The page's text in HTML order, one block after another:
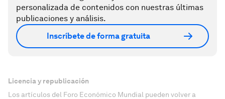
personalizada de contenidos con nuestras últimas
publicaciones y análisis.
Inscríbete de forma gratuita
Licencia y republicación
Los artículos del Foro Económico Mundial pueden volver a